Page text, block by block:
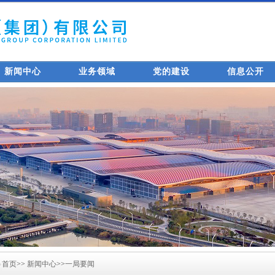
新闻中心 业务领域 党的建设 信息公开
首页>> 新闻中心>>一局要闻